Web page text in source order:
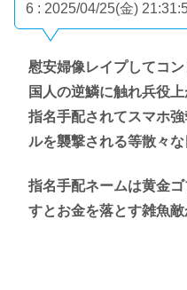
6 : 2025/04/25(金)
慰安婦像レイプしてコ
国人の逆鱗に触れ兵役
指名手配されてスマホ
ルを襲撃される等散々
指名手配ネームは黄金
すとお金を落とす雑魚